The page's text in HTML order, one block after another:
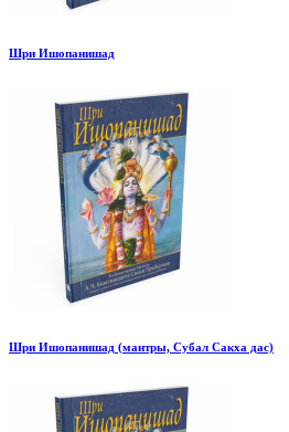
Шри Ишопанишад
Шри Ишопанишад (мантры, Субал Сакха дас)